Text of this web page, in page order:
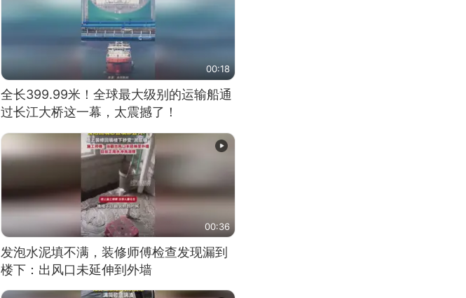
00:18
全长399.99米！全球最大级别的运输船通
过长江大桥这一幕，太震撼了！
00:36
发泡水泥填不满，装修师傅检查发现漏到
楼下：出风口未延伸到外墙